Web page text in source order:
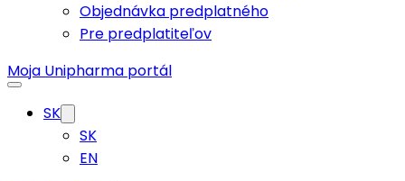
Objednávka predplatného
Pre predplatiteľov
Moja Unipharma portál
SK
SK
EN